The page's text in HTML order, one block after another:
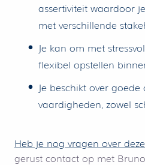
assertiviteit waardoor
met verschillende
Je kan om met
flexibel opstellen
Je beschikt over
vaardigheden, zowel
Heb je nog vragen over
gerust contact op met